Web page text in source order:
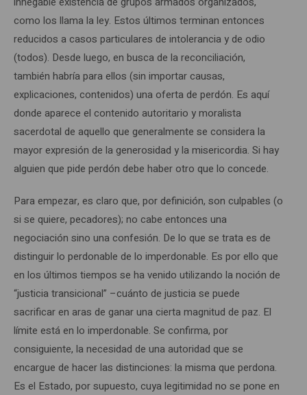
como los llama la ley. Estos últimos terminan entonces
reducidos a casos particulares de intolerancia y de odio
(todos). Desde luego, en busca de la reconciliación,
también habría para ellos (sin importar causas,
explicaciones, contenidos) una oferta de perdón. Es aquí
donde aparece el contenido autoritario y moralista
sacerdotal de aquello que generalmente se considera la
mayor expresión de la generosidad y la misericordia. Si hay
alguien que pide perdón debe haber otro que lo concede.
Para empezar, es claro que, por definición, son culpables (o
si se quiere, pecadores); no cabe entonces una
negociación sino una confesión. De lo que se trata es de
distinguir lo perdonable de lo imperdonable. Es por ello que
en los últimos tiempos se ha venido utilizando la noción de
“justicia transicional” –cuánto de justicia se puede
sacrificar en aras de ganar una cierta magnitud de paz. El
límite está en lo imperdonable. Se confirma, por
consiguiente, la necesidad de una autoridad que se
encargue de hacer las distinciones: la misma que perdona.
Es el Estado, por supuesto, cuya legitimidad no se pone en